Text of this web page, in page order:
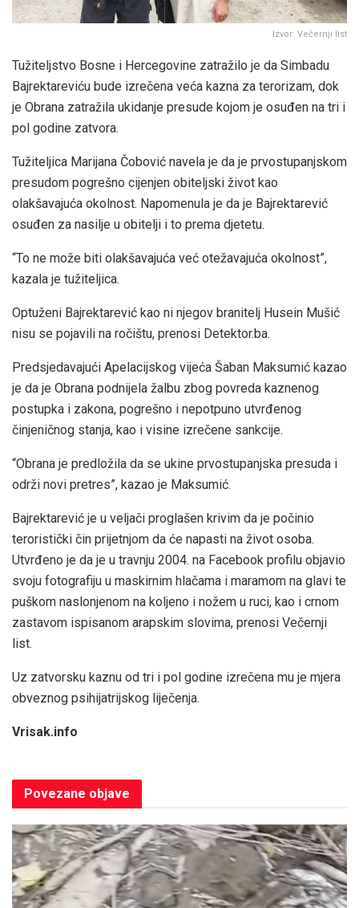
Izvor: Večernji list
Tužiteljstvo Bosne i Hercegovine zatražilo je da Simbadu
Bajrektareviću bude izrečena veća kazna za terorizam, dok
je Obrana zatražila ukidanje presude kojom je osuđen na tri i
pol godine zatvora.
Tužiteljica Marijana Čobović navela je da je prvostupanjskom
presudom pogrešno cijenjen obiteljski život kao
olakšavajuća okolnost. Napomenula je da je Bajrektarević
osuđen za nasilje u obitelji i to prema djetetu.
“To ne može biti olakšavajuća već otežavajuća okolnost”,
kazala je tužiteljica.
Optuženi Bajrektarević kao ni njegov branitelj Husein Mušić
nisu se pojavili na ročištu, prenosi Detektor.ba.
Predsjedavajući Apelacijskog vijeća Šaban Maksumić kazao
je da je Obrana podnijela žalbu zbog povreda kaznenog
postupka i zakona, pogrešno i nepotpuno utvrđenog
činjeničnog stanja, kao i visine izrečene sankcije.
“Obrana je predložila da se ukine prvostupanjska presuda i
održi novi pretres”, kazao je Maksumić.
Bajrektarević je u veljači proglašen krivim da je počinio
teroristički čin prijetnjom da će napasti na život osoba.
Utvrđeno je da je u travnju 2004. na Facebook profilu objavio
svoju fotografiju u maskirnim hlačama i maramom na glavi te
puškom naslonjenom na koljeno i nožem u ruci, kao i crnom
zastavom ispisanom arapskim slovima, prenosi Večernji
list.
Uz zatvorsku kaznu od tri i pol godine izrečena mu je mjera
obveznog psihijatrijskog liječenja.
Vrisak.info
Povezane objave